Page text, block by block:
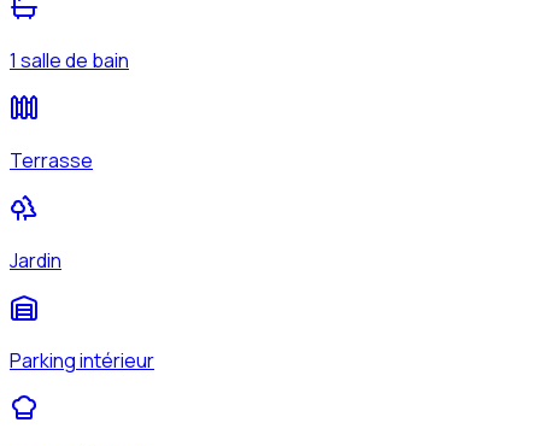
1 salle de bain
Terrasse
Jardin
Parking intérieur